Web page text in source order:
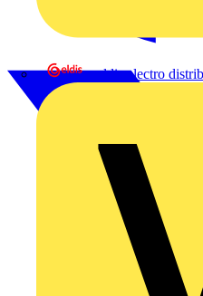
eldis electro